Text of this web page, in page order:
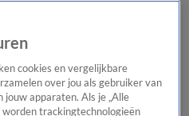
cookies en vergelijkbare
over jou als gebruiker van
jouw apparaten. Als je „Alle
trackingtechnologieën